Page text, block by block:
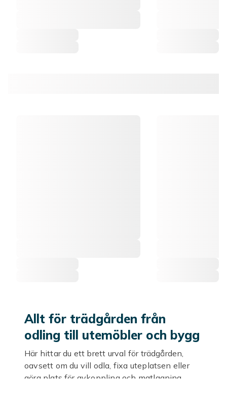
Allt för trädgården från
odling till utemöbler och bygg
Här hittar du ett brett urval för trädgården,
oavsett om du vill odla, fixa uteplatsen eller
göra plats för avkoppling och matlagning